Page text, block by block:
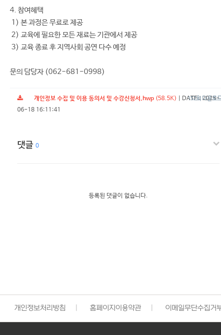
4. 참여혜택
1) 본 과정은 무료로 제공
2) 교육에 필요한 모든 재료는 기관에서 제공
3) 교육 종료 후 지역사회 공연 다수 예정
문의 담당자 (062-681-0998)
개인정보 수집 및 이용 동의서 및 수강신청서.hwp (58.5K) 152회 다운로
DATE : 2025-
06-18 16:11:41
댓글 0
등록된 댓글이 없습니다.
개인정보처리방침 홈페이지이용약관 이메일무단수집거